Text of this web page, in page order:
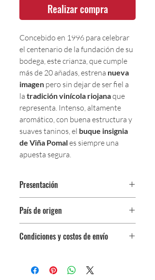
Realizar compra
Concebido en 1996 para celebrar
el centenario de la fundación de su
bodega, este crianza, que cumple
más de 20 añadas, estrena nueva
imagen pero sin dejar de ser fiel a
la tradición vinícola riojanaque
representa. Intenso, altamente
aromático, con buena estructura y
suaves taninos, el buque insignia
de Viña Pomales siempre una
apuesta segura.
Presentación
País de origen
Condiciones y costos de envío
iguales o mayores a $350,000.
$5,000 para pedidos entre